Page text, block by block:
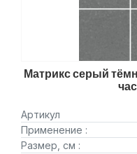
Матрикс серый
Артикул
Применение :
Размер, см :